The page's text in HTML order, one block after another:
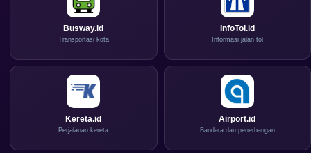
Busway.id
Transportasi kota
InfoTol.id
Informasi jalan tol
Kereta.id
Perjalanan kereta
Airport.id
Bandara dan penerbangan